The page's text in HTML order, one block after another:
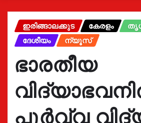
ഇരിങ്ങാലക്കുട കേരളം
ദേശീയം
ന്യൂസ്
ഭാരതീയ
പൂർവ്വ